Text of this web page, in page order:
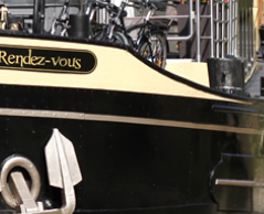
A
T
I
O